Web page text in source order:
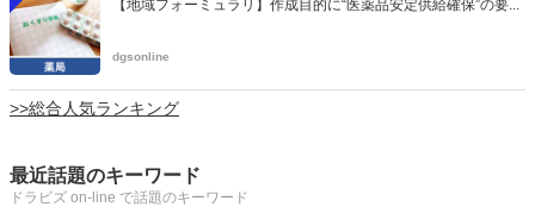
【地域フォーミュラリ】作成目的に“医薬品安定供給確保”の要...
dgsonline
>>総合人気ランキング
最近話題のキーワード
ドラビズ on-line で話題のキーワード